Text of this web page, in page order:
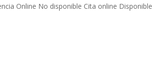
Online No disponible Cita online Disponible